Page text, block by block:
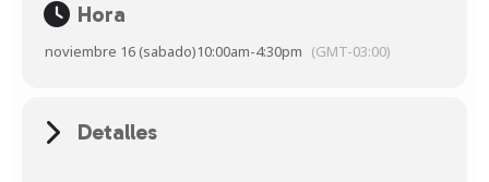
Hora
noviembre 16 (sabado)10:00am-4:30pm (GMT-03:00)
Detalles